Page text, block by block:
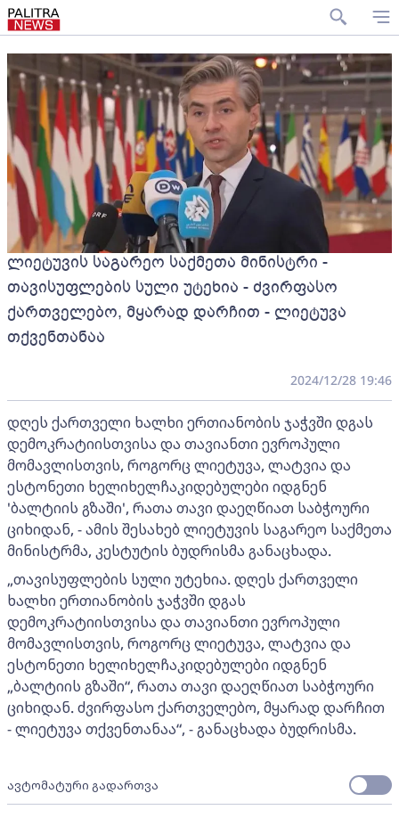
ლიეტუვის საგარეო საქმეთა მინისტრი -
თავისუფლების სული უტეხია - ძვირფასო
ქართველებო, მყარად დარჩით - ლიეტუვა
თქვენთანაა
2024/12/28 19:46
დღეს ქართველი ხალხი ერთიანობის ჯაჭვში დგას
დემოკრატიისთვისა და თავიანთი ევროპული
მომავლისთვის, როგორც ლიეტუვა, ლატვია და
ესტონეთი ხელიხელჩაკიდებულები იდგნენ
'ბალტიის გზაში', რათა თავი დაეღწიათ საბჭოური
ციხიდან, - ამის შესახებ ლიეტუვის საგარეო საქმეთა
მინისტრმა, კესტუტის ბუდრისმა განაცხადა.
„თავისუფლების სული უტეხია. დღეს ქართველი
ხალხი ერთიანობის ჯაჭვში დგას
დემოკრატიისთვისა და თავიანთი ევროპული
მომავლისთვის, როგორც ლიეტუვა, ლატვია და
ესტონეთი ხელიხელჩაკიდებულები იდგნენ
„ბალტიის გზაში“, რათა თავი დაეღწიათ საბჭოური
ციხიდან. ძვირფასო ქართველებო, მყარად დარჩით
- ლიეტუვა თქვენთანაა“, - განაცხადა ბუდრისმა.
ავტომატური გადართვა